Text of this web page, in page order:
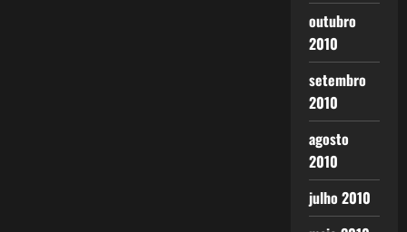
outubro
2010
setembro
2010
agosto
2010
julho 2010